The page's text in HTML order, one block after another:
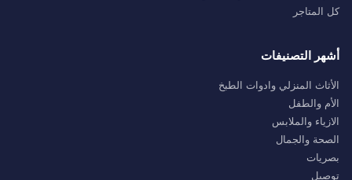
كل المتاجر
أشهر التصنيفات
الأثاث المنزلي وادوات الطبخ
الأم والطفل
الازياء والملابس
الصحة والجمال
بصريات
توصيل